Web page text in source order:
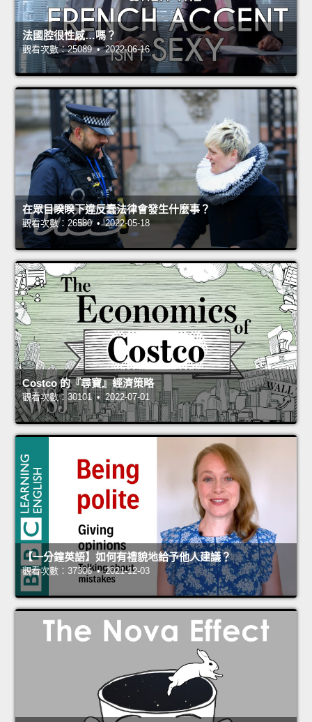
法國腔很性感…嗎？
觀看次數：25089 • 2022-06-16
在眾目睽睽下違反蠢法律會發生什麼事？
觀看次數：26580 • 2022-05-18
Costco 的『尋寶』經濟策略
觀看次數：30101 • 2022-07-01
【一分鐘英語】如何有禮貌地給予他人建議？
觀看次數：37306 • 2021-12-03